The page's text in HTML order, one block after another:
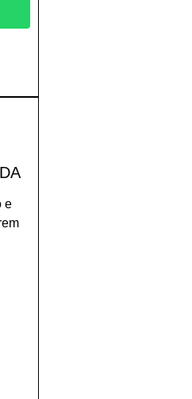
e